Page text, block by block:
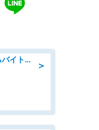
＞
ホールスタッフ/「未経験者さん&バイトデビューも大歓迎」残業ほぼなし×1日3時間〜勤務OK!フォロー体制も充実/広島県/広島市南区